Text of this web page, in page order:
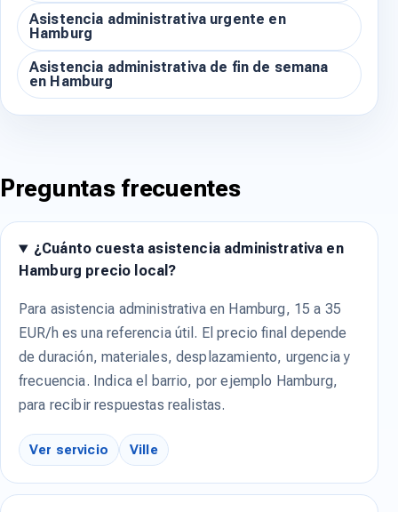
Asistencia administrativa urgente en
Hamburg
Asistencia administrativa de fin de semana
en Hamburg
Preguntas frecuentes
¿Cuánto cuesta asistencia administrativa en
Hamburg precio local?
Para asistencia administrativa en Hamburg, 15 a 35
EUR/h es una referencia útil. El precio final depende
de duración, materiales, desplazamiento, urgencia y
frecuencia. Indica el barrio, por ejemplo Hamburg,
para recibir respuestas realistas.
Ver servicio Ville